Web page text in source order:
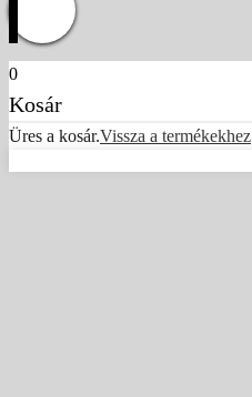
0
Kosár
Üres a kosár.Vissza a termékekhez